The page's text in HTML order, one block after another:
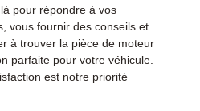
pour répondre à vos
vous fournir des conseils et
à trouver la pièce de moteur
parfaite pour votre véhicule.
est notre priorité